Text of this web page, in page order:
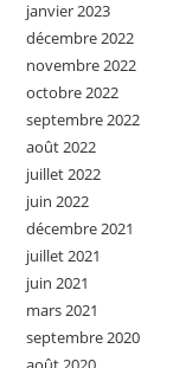
janvier 2023
décembre 2022
novembre 2022
octobre 2022
septembre 2022
août 2022
juillet 2022
juin 2022
décembre 2021
juillet 2021
juin 2021
mars 2021
septembre 2020